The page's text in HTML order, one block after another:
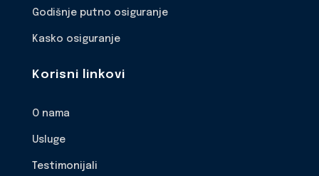
Godišnje putno osiguranje
Kasko osiguranje
Korisni linkovi
O nama
Usluge
Testimonijali